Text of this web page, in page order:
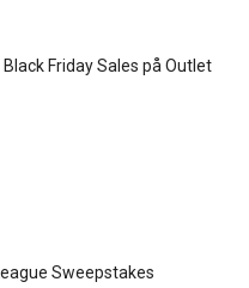
Friday Sales på Outlet
Sweepstakes